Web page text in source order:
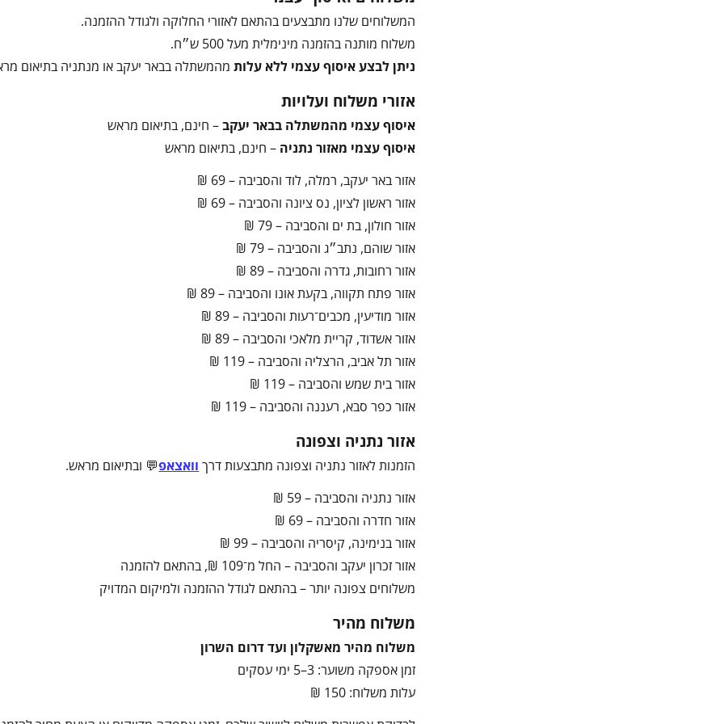
המשלוחים שלנו מתבצעים בהתאם לאזורי החלוקה ולגודל ההזמנה.
משלוח מותנה בהזמנה מינימלית מעל 500 ש״ח.
ניתן לבצע איסוף עצמי ללא עלותמהמשתלה בבאר יעקב או מנתניה בתיאום
אזורי משלוח ועלויות
איסוף עצמי מהמשתלה בבאר יעקב– חינם, בתיאום מראש
איסוף עצמי מאזור נתניה – חינם, בתיאום מראש
אזור באר יעקב, רמלה, לוד והסביבה – 69 ₪
אזור ראשון לציון, נס ציונה והסביבה – 69 ₪
אזור חולון, בת ים והסביבה – 79 ₪
אזור שוהם, נתב״ג והסביבה – 79 ₪
אזור רחובות, גדרה והסביבה – 89 ₪
אזור פתח תקווה, בקעת אונו והסביבה – 89 ₪
אזור מודיעין, מכבים־רעות והסביבה – 89 ₪
אזור אשדוד, קריית מלאכי והסביבה – 89 ₪
אזור תל אביב, הרצליה והסביבה – 119 ₪
אזור בית שמש והסביבה – 119 ₪
אזור כפר סבא, רעננה והסביבה – 119 ₪
אזור נתניה וצפונה
הזמנות לאזור נתניה וצפונה מתבצעות דרך וואצאפ💬 ובתיאום מראש.
אזור נתניה והסביבה – 59 ₪
אזור חדרה והסביבה – 69 ₪
אזור בנימינה, קיסריה והסביבה – 99 ₪
אזור זכרון יעקב והסביבה – החל מ־109 ₪, בהתאם להזמנה
משלוחים צפונה יותר – בהתאם לגודל ההזמנה ולמיקום המדויק
משלוח מהיר
משלוח מהיר מאשקלון ועד דרום השרון
זמן אספקה משוער: 3–5 ימי עסקים
עלות משלוח: 150 ₪